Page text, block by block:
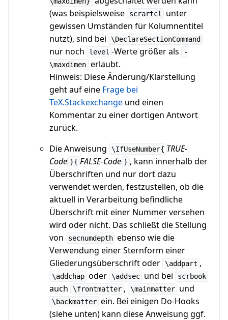
(was beispielsweise
scrartcl
unter
gewissen Umständen für Kolumnentitel
nutzt), sind bei
\DeclareSectionCommand
nur noch level -Werte größer als
-
\maxdimen erlaubt.
Hinweis: Diese Änderung/Klarstellung
geht auf eine Frage bei
TeX.Stackexchange und einen
Kommentar zu einer dortigen Antwort
zurück.
Die Anweisung
\IfUseNumber{ TRUE-
Code }{ FALSE-Code } , kann innerhalb der
Überschriften und nur dort dazu
verwendet werden, festzustellen, ob die
aktuell in Verarbeitung befindliche
Überschrift mit einer Nummer versehen
wird oder nicht. Das schließt die Stellung
von
secnumdepth ebenso wie die
Verwendung einer Sternform einer
Gliederungsüberschrift oder \addpart ,
\addchap oder \addsec und bei scrbook
auch \frontmatter , \mainmatter und
\backmatter ein. Bei einigen Do-Hooks
(siehe unten) kann diese Anweisung ggf.